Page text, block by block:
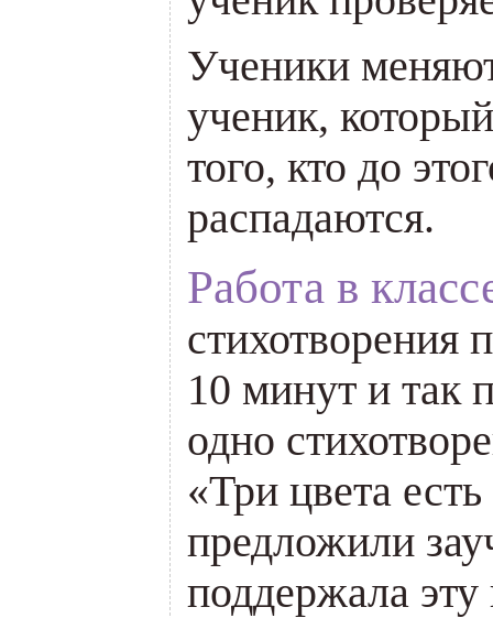
Ученики
ученик,
того, кто до
распадаются.
Работа в
стихотворения
10 минут и так
одно
«Три цвета
предложили
поддержала